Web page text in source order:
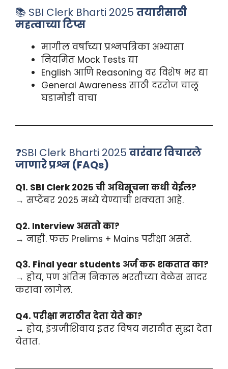
📚 SBI Clerk Bharti 2025 तयारीसाठी
महत्वाच्या टिप्स
मागील वर्षांच्या प्रश्नपत्रिका अभ्यासा
नियमित Mock Tests द्या
English आणि Reasoning वर विशेष भर द्या
General Awareness साठी दररोज चालू
घडामोडी वाचा
❓SBI Clerk Bharti 2025 वारंवार विचारले
जाणारे प्रश्न (FAQs)
Q1. SBI Clerk 2025 ची अधिसूचना कधी येईल?
→ सप्टेंबर 2025 मध्ये येण्याची शक्यता आहे.
Q2. Interview असतो का?
→ नाही. फक्त Prelims + Mains परीक्षा असते.
Q3. Final year students अर्ज करू शकतात का?
→ होय, पण अंतिम निकाल भरतीच्या वेळेस सादर
करावा लागेल.
Q4. परीक्षा मराठीत देता येते का?
→ होय, इंग्रजीशिवाय इतर विषय मराठीत सुद्धा देता
येतात.